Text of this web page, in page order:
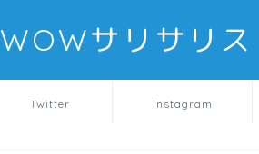
WOWサリサリス
Twitter Instagram